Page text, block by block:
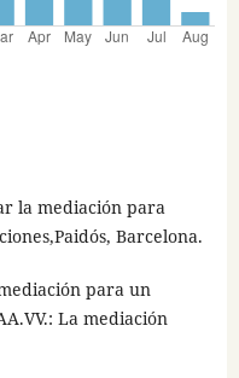
la mediación para
Barcelona.
para un
La mediación